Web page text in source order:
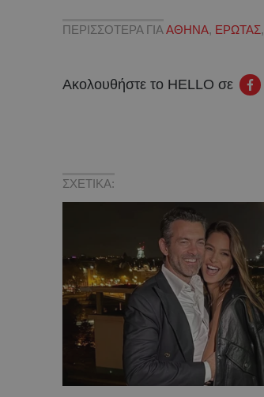
ΠΕΡΙΣΣΟΤΕΡΑ ΓΙΑ ΑΘΗΝΑ, ΕΡΩΤΑΣ,
Ακολουθήστε το HELLO σε
ΣΧΕΤΙΚΑ: